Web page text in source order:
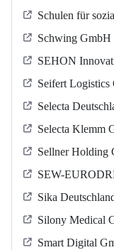
Schulen für
Schwing GmbH
SEHON
Seifert Logistics
Selecta
Selecta Klemm
Sellner Holding
SEW-
Sika
Silony Medical
Smart Digital